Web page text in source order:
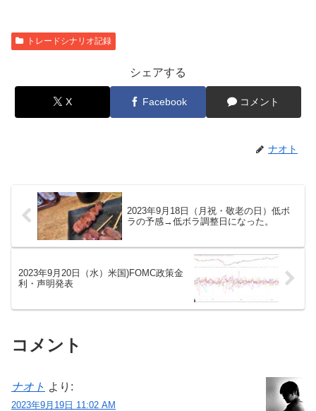
トレードシナリオ記録
シェアする
X Facebook コメント
ナオト
2023年9月18日（月祝・敬老の日）低ボ
ラの予感→低ボラ調整日になった。
2023年9月20日（水）米国)FOMC政策金
利・声明発表
コメント
ナオト より:
2023年9月19日 11:02 AM